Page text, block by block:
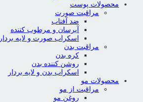
محصولات پوست
مراقبت صورت
ضد آفتاب
آبرسان و مرطوب کننده
اسکراب صورت و لایه بردار
مراقبت بدن
کره بدن
روشن کننده بدن
اسکراب بدن و لایه بردار
محصولات مو
مراقبت از مو
روغن مو